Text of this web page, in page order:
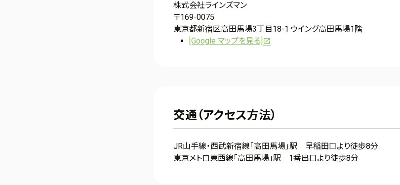
株式会社ラインズマン
〒169-0075
東京都新宿区高田馬場3丁目18-1 ウイング高田馬場1階
[Google マップを見る]
交通（アクセス方法）
JR山手線・西武新宿線「高田馬場」駅 早稲田口より徒歩8分
東京メトロ東西線「高田馬場」駅 1番出口より徒歩8分